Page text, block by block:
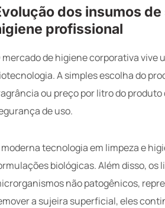
dos insumos
profissional
mercado de higiene corporativa vive
A simples escolha do
ou preço por litro do
de uso.
moderna tecnologia em limpeza e
biológicas. Além disso, os
não patogênicos,
a sujeira superficial, eles